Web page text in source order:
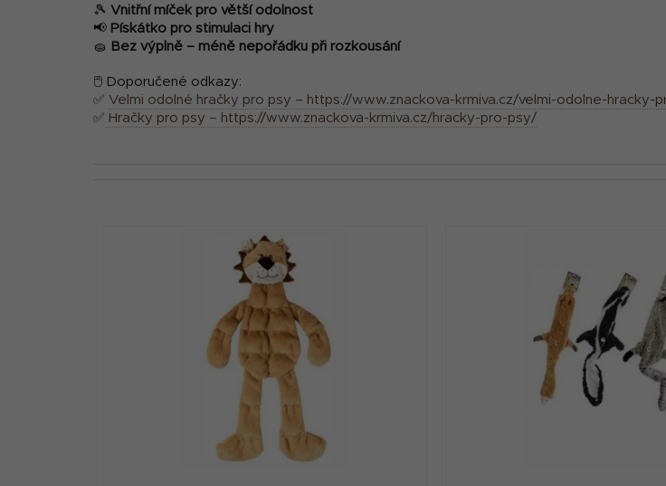
🎾 Vnitřní míček pro větší odolnost
📢 Pískátko pro stimulaci hry
🧽 Bez výplně – méně nepořádku při rozkousání
🖱 Doporučené odkazy:
✅ Velmi odolné hračky pro psy – https://www.znackova-krmiva.cz/velmi-odolne-hracky-
✅ Hračky pro psy – https://www.znackova-krmiva.cz/hracky-pro-psy/